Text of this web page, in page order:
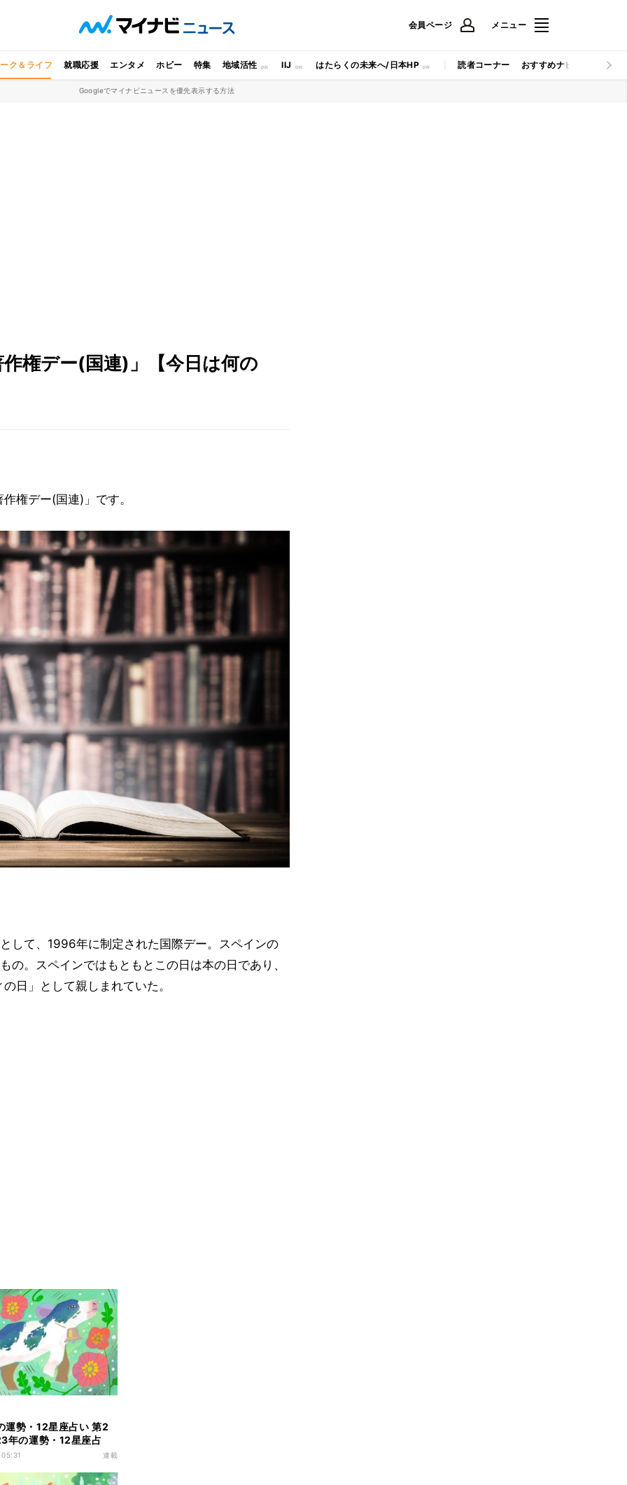
会員ページ メニュー
ク＆ライフ 就職応援 エンタメ ホビー 特集 地域活性 IIJ はたらくの未来へ/日本HP 読者コーナー おすすめナビ マイナビ
Googleでマイナビニュースを優先表示する方法
権デー(国連)」【今日は何の
権デー(国連)」です。
して、1996年に制定された国際デー。スペインの
の。スペインではもともとこの日は本の日であり、
日」として親しまれていた。
勢・12星座占い 第2
年の運勢・12星座占
座(牡牛): 4月20日～5
連載